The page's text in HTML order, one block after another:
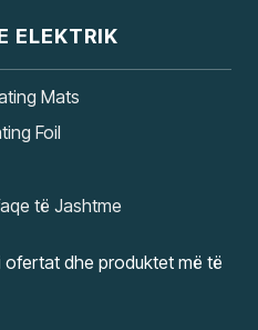
ELEKTRIK
Mats
Foil
të Jashtme
ofertat dhe produktet më të